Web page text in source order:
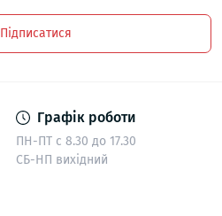
Підписатися
Графік роботи
ПН-ПТ с 8.30 до 17.30
СБ-НП вихідний